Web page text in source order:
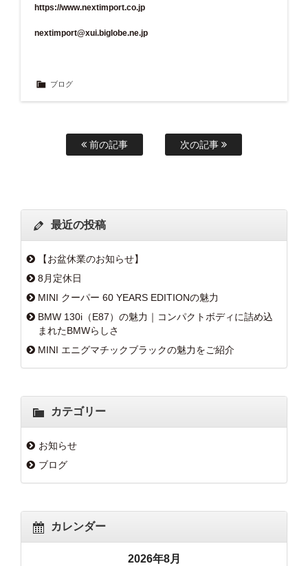
https://www.nextimport.co.jp
nextimport@xui.biglobe.ne.jp
ブログ
前の記事 次の記事
最近の投稿
【お盆休業のお知らせ】
8月定休日
MINI クーパー 60 YEARS EDITIONの魅力
BMW 130i（E87）の魅力｜コンパクトボディに詰め込
まれたBMWらしさ
MINI エニグマチックブラックの魅力をご紹介
カテゴリー
お知らせ
ブログ
カレンダー
2026年8月